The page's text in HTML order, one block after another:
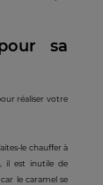
sa
réaliser votre
le chauffer à
il est inutile de
le caramel se